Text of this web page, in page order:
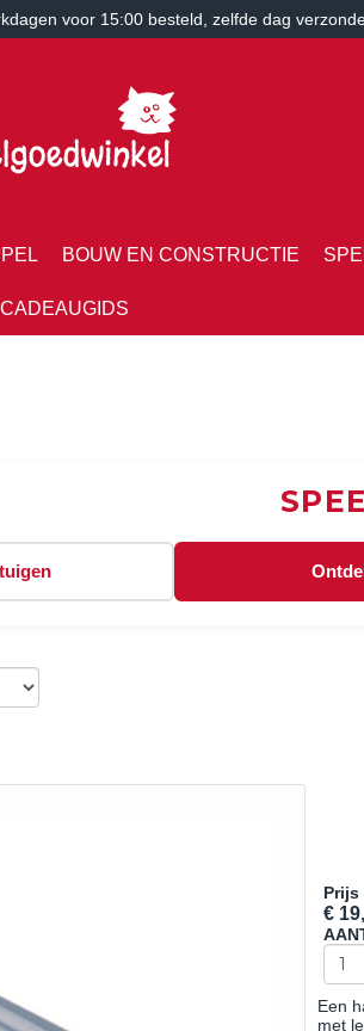
voor 15:00 besteld, zelfde dag
BOUW EN CONSTRUCTIE
CADEAUGIDS
Prijs
€
Een
met